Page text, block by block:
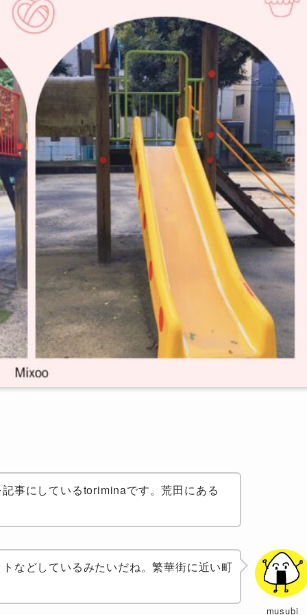
事にしているtoriminaです。荒田にある
musubi
などしているみたいだね。繁華街に近い町